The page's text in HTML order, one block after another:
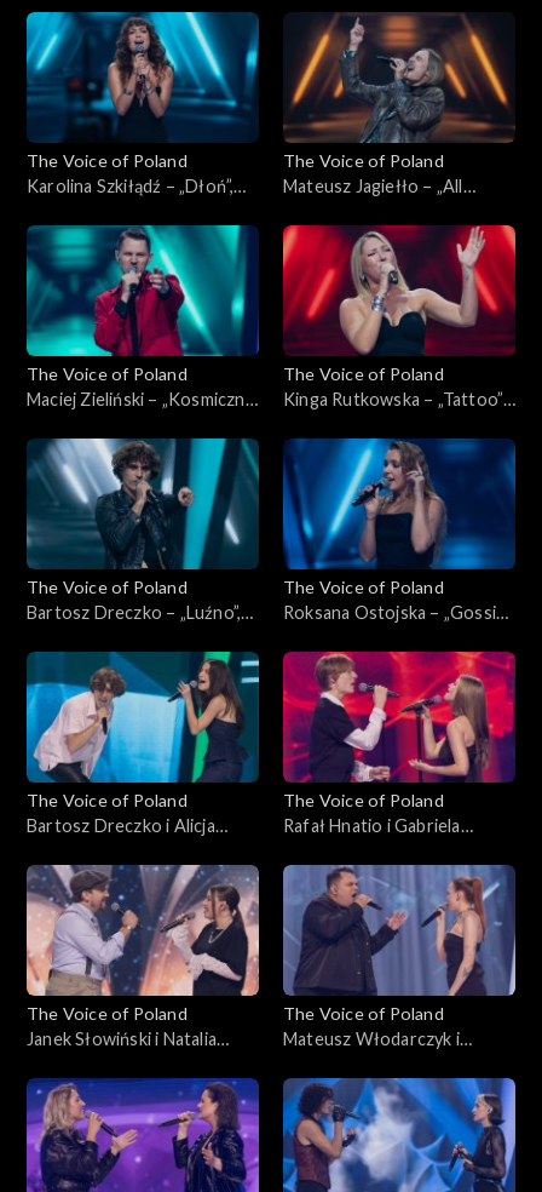
of Poland”, Nokaut, 1
listopada 2025
Poland”, Nokaut, 1 listopada
2025
The Voice of Poland
Karolina Szkiłądź – „Dłoń”,
Nokaut, 1 listopada 2025
The Voice of Poland
Mateusz Jagiełło – „All
Poland”, Nokaut, 1 listopada
2025
The Voice of Poland
Maciej Zieliński – „Kosmiczne
Poland”, Nokaut, 1 listopada
2025
The Voice of Poland
Kinga Rutkowska – „Tattoo”,
Nokaut, 1 listopada 2025
The Voice of Poland
Bartosz Dreczko – „Luźno”,
Nokaut, 1 listopada 2025
The Voice of Poland
Roksana Ostojska – „Gossip”,
Nokaut, 1 listopada 2025
The Voice of Poland
Bartosz Dreczko i Alicja
nie mówię nie”, „The Voice of
Poland”, Bitwy, 25
października 2025
The Voice of Poland
Rafał Hnatio i Gabriela
Golarza”, „The Voice of
Poland”, Bitwy, 25
października 2025
The Voice of Poland
Janek Słowiński i Natalia
Seen the Rain”, „The Voice of
Poland”, Bitwy, 25
października 2025
The Voice of Poland
Mateusz Włodarczyk i
„The Voice of Poland”, Bitwy,
25 października 2025